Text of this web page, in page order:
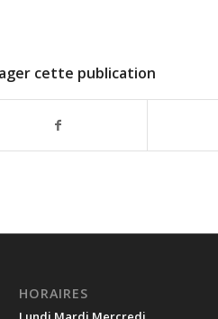
cette publication
HORAIRES